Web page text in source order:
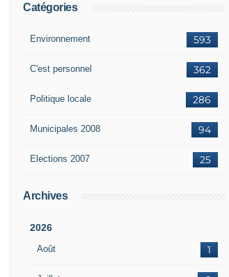
Catégories
593
Environnement
362
C'est personnel
286
Politique locale
94
Municipales 2008
25
Elections 2007
Archives
2026
Août 1